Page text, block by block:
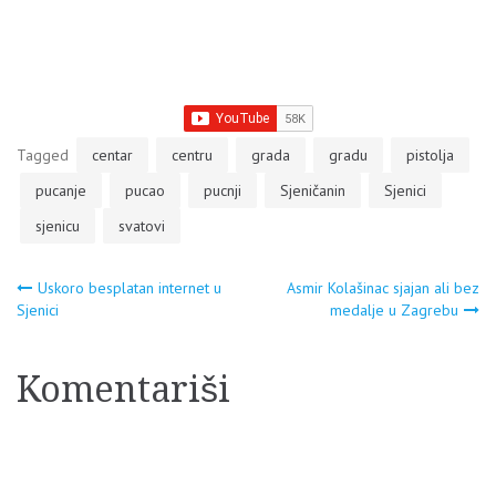
Tagged centar centru grada gradu
pistolja
pucanje
pucao pucnji Sjeničanin
Sjenici
sjenicu
svatovi
Navigacija
Uskoro besplatan internet u
Sjenici
Asmir Kolašinac sjajan ali bez
medalje u Zagrebu
Komentariši